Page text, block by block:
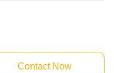
Contact Now